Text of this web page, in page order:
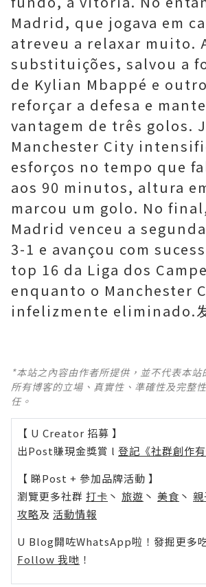
Madrid, que jogava em
atreveu a relaxar muito.
substituições, salvou a
de Kylian Mbappé e
reforçar a defesa e
vantagem de três golos.
Manchester City
esforços no tempo que
aos 90 minutos, altura
marcou um golo. No
Madrid venceu a
3-1 e avançou com
top 16 da Liga dos
enquanto o Manchester
infelizmente eliminado.
*本站之內容由作者所提供，並不代表本
所有博客的立場、真實性、準確性及完整
任。
【 U Creator 招募 】
出Post賺現金獎賞 l 登記《社群創作有
【 睇Post + 參加品牌活動 】
瀏覽更多社群 打卡 丶 旅遊 丶 美食 丶
攻略及 活動情報
U Blog開咗WhatsApp啦！發掘更多
Follow 我哋 ！